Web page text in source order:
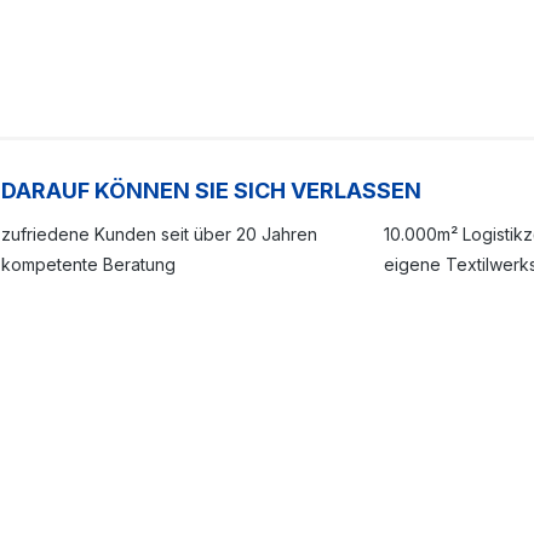
DARAUF KÖNNEN SIE SICH VERLASSEN
zufriedene Kunden seit über 20 Jahren
10.000m²
kompetente Beratung
eigene